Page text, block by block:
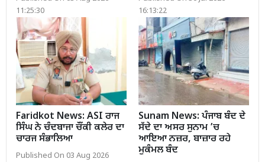
11:25:30
16:13:22
Faridkot News: ASI ਰਾਜ
ਸਿੰਘ ਨੇ ਚੰਦਬਾਜਾ ਚੌਂਕੀ ਕਲੇਰ ਦਾ
ਚਾਰਜ ਸੰਭਾਲਿਆ
Published On 03 Aug 2026
Sunam News: ਪੰਜਾਬ ਬੰਦ ਦੇ
ਸੱਦੇ ਦਾ ਅਸਰ ਸੁਨਾਮ ’ਚ
ਆਇਆ ਨਜ਼ਰ, ਬਾਜ਼ਾਰ ਰਹੇ
ਮੁਕੰਮਲ ਬੰਦ